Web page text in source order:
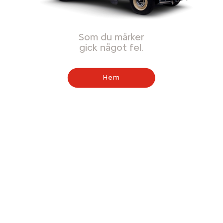
Som du märker
gick något fel.
Hem